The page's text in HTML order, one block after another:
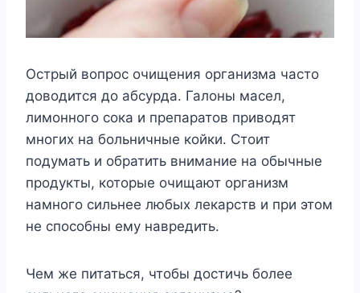
Острый вопрос очищения организма часто
доводится до абсурда. Галоны масел,
лимонного сока и препаратов приводят
многих на больничные койки. Стоит
подумать и обратить внимание на обычные
продукты, которые очищают организм
намного сильнее любых лекарств и при этом
не способны ему навредить.
Чем же питаться, чтобы достичь более